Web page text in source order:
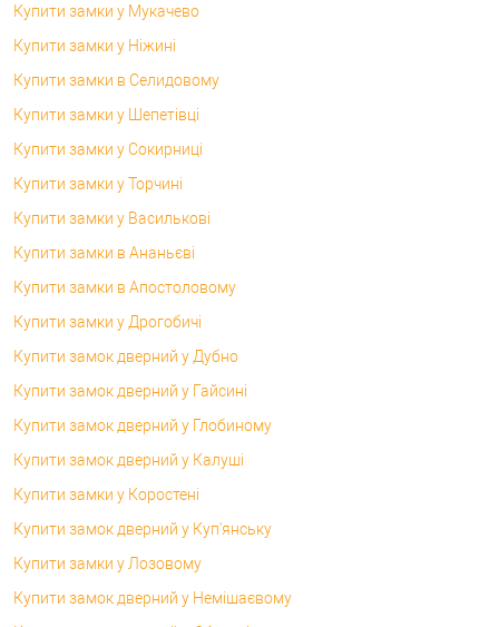
Купити замки у Мукачево
Купити замки у Ніжині
Купити замки в Селидовому
Купити замки у Шепетівці
Купити замки у Сокирниці
Купити замки у Торчині
Купити замки у Василькові
Купити замки в Ананьєві
Купити замки в Апостоловому
Купити замки у Дрогобичі
Купити замок дверний у Дубно
Купити замок дверний у Гайсині
Купити замок дверний у Глобиному
Купити замок дверний у Калуші
Купити замки у Коростені
Купити замок дверний у Куп'янську
Купити замки у Лозовому
Купити замок дверний у Немішаєвому